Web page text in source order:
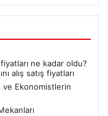
ne kadar oldu?
alış satış fiyatları
ve Ekonomistlerin